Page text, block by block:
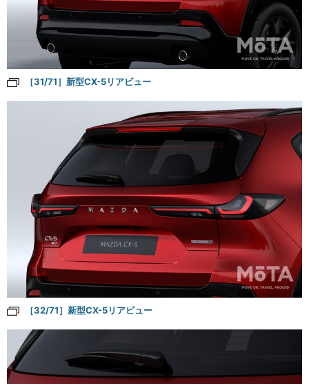
［31/71］新型CX-5リアビュー
［32/71］新型CX-5リアビュー